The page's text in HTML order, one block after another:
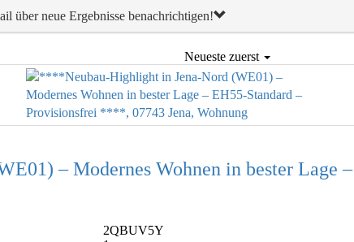
über neue Ergebnisse benachrichtigen!
Neueste zuerst
– Modernes Wohnen in bester Lage
2QBUV5Y